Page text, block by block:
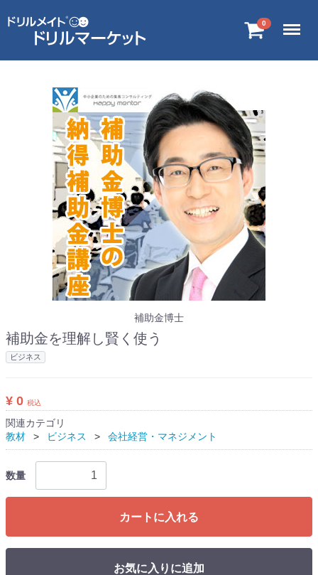
0
補助金博士
補助金を理解し賢く使う
ビジネス
¥ 0 税込
関連カテゴリ
教材
ビジネス 会社経営・マネジメント
数量
カートに入れる
お気に入りに追加